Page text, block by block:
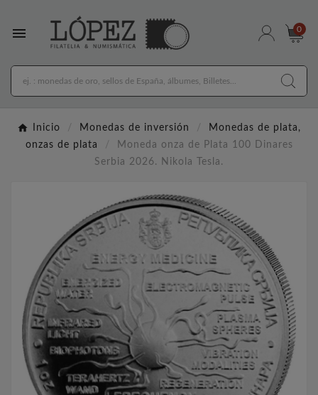
 0
Inicio Monedas de inversión
Monedas de plata,
onzas de plata
Moneda onza de Plata 100 Dinares
Serbia 2026. Nikola Tesla.